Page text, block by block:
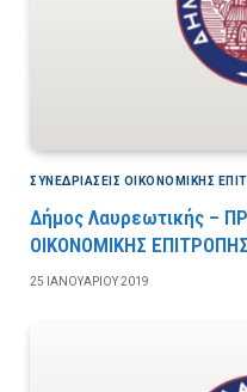
ΣΥΝΕΔΡΙΆΣΕΙΣ ΟΙΚΟΝΟΜΙΚΉΣ
Δήμος Λαυρεωτικής –
ΟΙΚΟΝΟΜΙΚΗΣ
25 ΙΑΝΟΥΑΡΊΟΥ 2019